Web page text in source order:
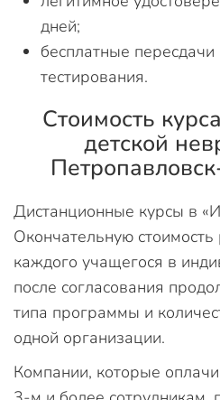
дней;
бесплатные пересдачи
тестирования.
Стоимость
детской
Дистанционные курсы в
Окончательную
каждого учащегося в
после согласования
типа программы и
одной организации.
Компании, которые